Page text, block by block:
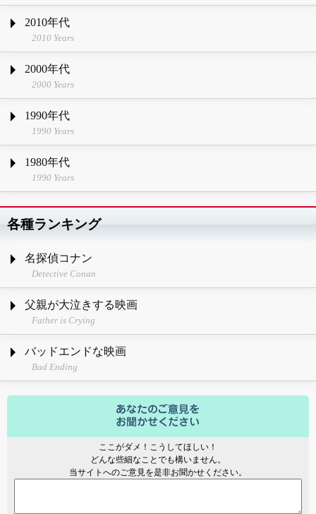
2010年代
2010 Years
2000年代
2000 Years
1990年代
1990 Years
1980年代
1990 Years
各種ランキング
名探偵コナン
Detective Conan
父親が大泣きする映画
Father is Crying
バッドエンドな映画
Bad Ending
ここがダメ！こうしてほしい！
どんな些細なことでも構いません。
当サイトへのご意見を是非お聞かせください。